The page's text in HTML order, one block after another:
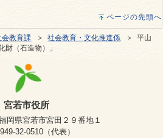
ページの先頭へ
会教育課 ＞社会教育・文化推進係 ＞ 平山
財（石造物）」
宮若市役所
岡県宮若市宮田２９番地１
32-0510（代表）